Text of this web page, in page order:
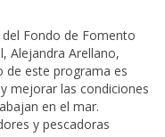
Fondo de Fomento
Alejandra Arellano,
de este programa es
mejorar las condiciones
en el mar.
y pescadoras